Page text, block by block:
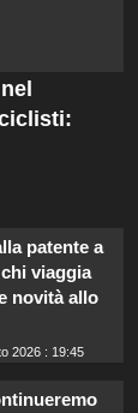
patente a
viaggia
novità allo
2026 : 19:45